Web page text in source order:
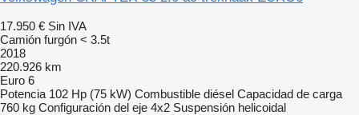
17.950 € Sin IVA
Camión furgón < 3.5t
2018
220.926 km
Euro 6
Potencia 102 Hp (75 kW) Combustible diésel Capacidad de carga
760 kg Configuración del eje 4x2 Suspensión helicoidal